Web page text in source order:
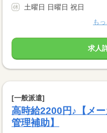
土曜日 日曜日 祝日
も
求人
[一般派遣]
高時給2200円♪【メ
管理補助】